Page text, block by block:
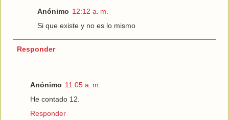
Anónimo 12:12 a. m.
Si que existe y no es lo mismo
Responder
Anónimo 11:05 a. m.
He contado 12.
Responder